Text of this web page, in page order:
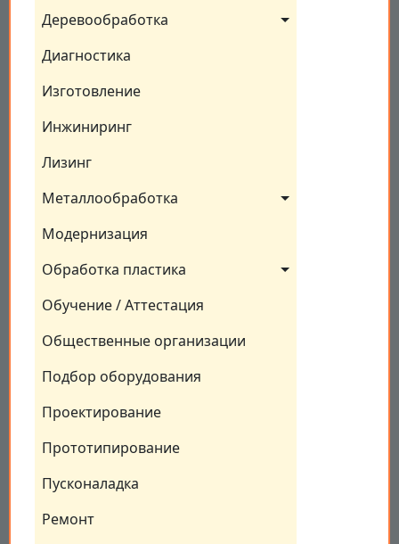
Деревообработка
Диагностика
Изготовление
Инжиниринг
Лизинг
Металлообработка
Модернизация
Обработка пластика
Обучение / Аттестация
Общественные организации
Подбор оборудования
Проектирование
Прототипирование
Пусконаладка
Ремонт